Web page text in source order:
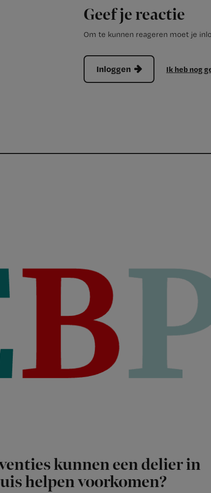
Geef je reactie
Om te kunnen reageren moet je
Inloggen Ik heb nog
kunnen een delier in
helpen voorkomen?